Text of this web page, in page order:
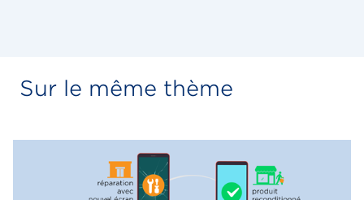
Sur le même thème